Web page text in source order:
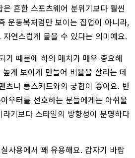
흔한 스포츠웨어 분위기보다 훨씬
운동복처럼만 보이는 집업이 아니라,
자연스럽게 붙을 수 있다는 의미예요.
기 때문에 하의 매치가 매우 중요해
게 보이게 만들어 비율을 살리는 데
츠나 롱스커트와의 궁합이 좋아요. 반
우터를 선호하는 분들에게는 아쉬울
기보다 스타일의 방향성이 분명하다
사용에서 꽤 유용해요. 갑자기 바람